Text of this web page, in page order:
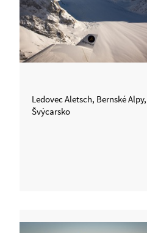
Ledovec Aletsch, Bernské Alpy,
Švýcarsko